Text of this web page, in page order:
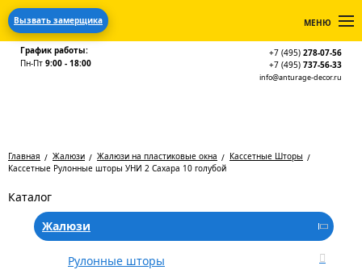
Вызвать замерщика МЕНЮ
График работы:
Пн-Пт 9:00 - 18:00
+7 (495) 278-07-56
+7 (495) 737-56-33
info@anturage-decor.ru
Главная Жалюзи Жалюзи на пластиковые окна
Кассетные Шторы
Кассетные Рулонные шторы УНИ 2 Сахара 10 голубой
Каталог
Жалюзи
Рулонные шторы